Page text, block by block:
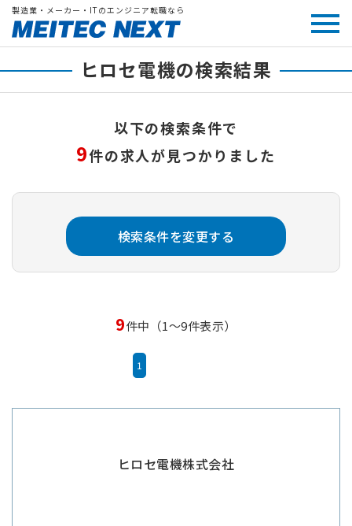
製造業・メーカー・ITのエンジニア転職なら
ヒロセ電機の検索結果
以下の検索条件で
9件の求人が見つかりました
検索条件を変更する
9件中（1～9件表示）
1
ヒロセ電機株式会社